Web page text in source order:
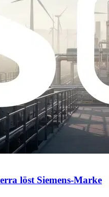
löst Siemens-Marke